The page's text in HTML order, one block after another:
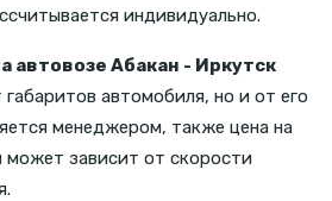
индивидуально.
автовозе Абакан - Иркутск
автомобиля, но и от его
менеджером, также цена на
может зависит от скорости